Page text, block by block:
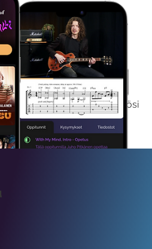
Ilmaiseksi
koko sisältömme käyttöösi
ajaksi.